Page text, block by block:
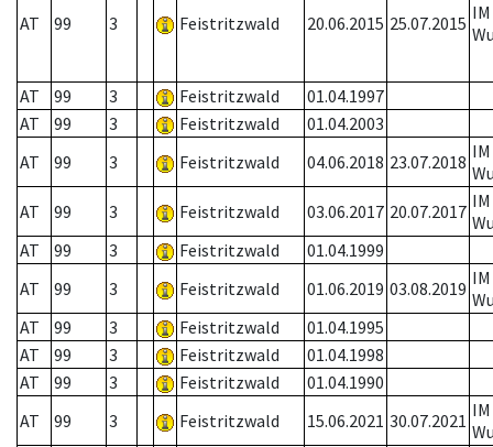
AT 99 3 Feistritzwald 20.06.2015 25.07.2015
AT 99 3 Feistritzwald
01.04.1997
AT
99 3 Feistritzwald
01.04.2003
AT
99 3 Feistritzwald 04.06.2018 23.07.2018
AT
99 3 Feistritzwald 03.06.2017 20.07.2017
AT
99 3 Feistritzwald
01.04.1999
AT
99 3 Feistritzwald 01.06.2019 03.08.2019
AT
99 3 Feistritzwald
01.04.1995
AT
99 3 Feistritzwald
01.04.1998
AT
99 3 Feistritzwald
01.04.1990
AT
99 3 Feistritzwald 15.06.2021 30.07.2021